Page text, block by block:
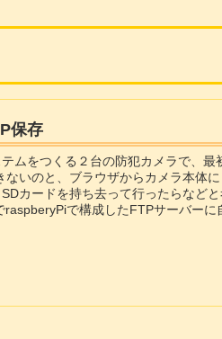
保存
ムをつくる２台の防犯カメラで、
ないのと、ブラウザからカメラ本体
カードを持ち去って行ったらなど
で構成したFTPサーバー